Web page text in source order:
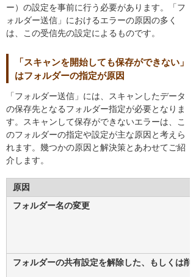
ー）の設定を事前に行う必要があります。「フ
ォルダー送信」におけるエラーの原因の多く
は、この受信先の設定によるものです。
「スキャンを開始しても保存ができない」
はフォルダーの指定が原因
「フォルダー送信」には、スキャンしたデータ
の保存先となるフォルダー指定が必要となりま
す。スキャンして保存ができないエラーは、こ
のフォルダーの指定や設定が主な原因と考えら
れます。幾つかの原因と解決策とあわせてご紹
介します。
原因
フォルダー名の変更
フォルダーの共有設定を解除した、もしくは削